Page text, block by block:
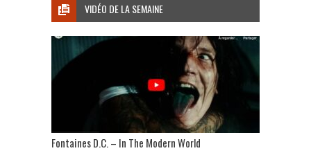
VIDÉO DE LA SEMAINE
Fontaines D.C. – In The Modern World